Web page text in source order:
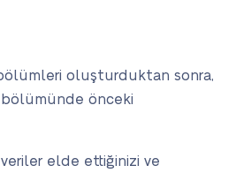
oluşturduktan sonra,
bölümünde önceki
elde ettiğinizi ve